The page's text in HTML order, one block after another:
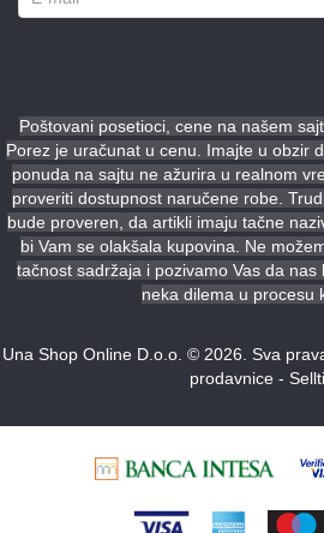
Poštovani posetioci, cene na našem
Porez je uračunat u cenu. Imajte u obzir
ponuda na sajtu ne ažurira u realnom
proveriti dostupnost naručene robe.
bude proveren, da artikli imaju tačne
bi Vam se olakšala kupovina. Ne
tačnost sadržaja i pozivamo Vas da
neka dilema u procesu
Una Shop Online D.o.o. © 2026. Sva
prodavnice -